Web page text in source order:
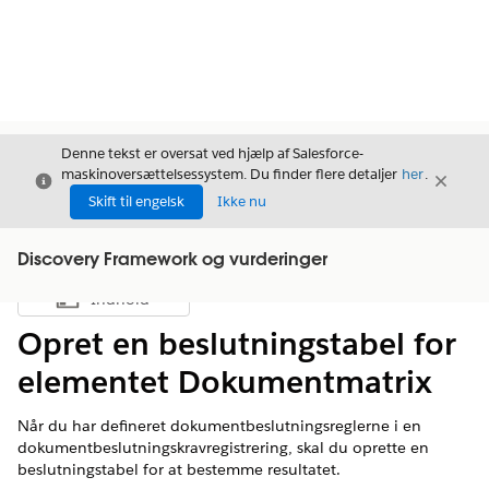
Luk
Denne tekst er oversat ved hjælp af Salesforce-
maskinoversættelsessystem. Du finder flere detaljer her.
Skift til engelsk
Ikke nu
Luk
Discovery Framework og vurderinger
Vis indholdsfortegnelse
Indhold
Opret en beslutningstabel for
elementet Dokumentmatrix
Når du har defineret dokumentbeslutningsreglerne i en
dokumentbeslutningskravregistrering, skal du oprette en
beslutningstabel for at bestemme resultatet.